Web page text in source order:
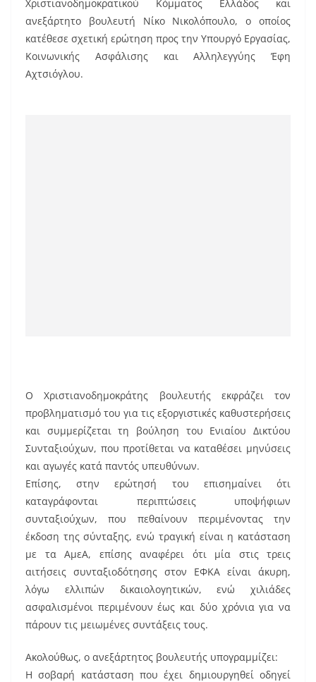
o
k
Χριστιανοδημοκρατικού Κόμματος Ελλάδος και
ανεξάρτητο βουλευτή Νίκο Νικολόπουλο, ο οποίος
κατέθεσε σχετική ερώτηση προς την Υπουργό Εργασίας,
Κοινωνικής Ασφάλισης και Αλληλεγγύης Έφη
Αχτσιόγλου.
Ο Χριστιανοδημοκράτης βουλευτής εκφράζει τον
προβληματισμό του για τις εξοργιστικές καθυστερήσεις
και συμμερίζεται τη βούληση του Ενιαίου Δικτύου
Συνταξιούχων, που προτίθεται να καταθέσει μηνύσεις
και αγωγές κατά παντός υπευθύνων.
Επίσης, στην ερώτησή του επισημαίνει ότι
καταγράφονται περιπτώσεις υποψήφιων
συνταξιούχων, που πεθαίνουν περιμένοντας την
έκδοση της σύνταξης, ενώ τραγική είναι η κατάσταση
με τα ΑμεΑ, επίσης αναφέρει ότι μία στις τρεις
αιτήσεις συνταξιοδότησης στον ΕΦΚΑ είναι άκυρη,
λόγω ελλιπών δικαιολογητικών, ενώ χιλιάδες
ασφαλισμένοι περιμένουν έως και δύο χρόνια για να
πάρουν τις μειωμένες συντάξεις τους.
Ακολούθως, ο ανεξάρτητος βουλευτής υπογραμμίζει:
Η σοβαρή κατάσταση που έχει δημιουργηθεί οδηγεί